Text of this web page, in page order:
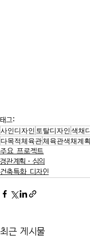
태그:
사인디자인 토탈디자인 색채
다목적체육관체육관색채계획
주요 프로젝트
경관계획·심의
건축특화 디자인
최근 게시물